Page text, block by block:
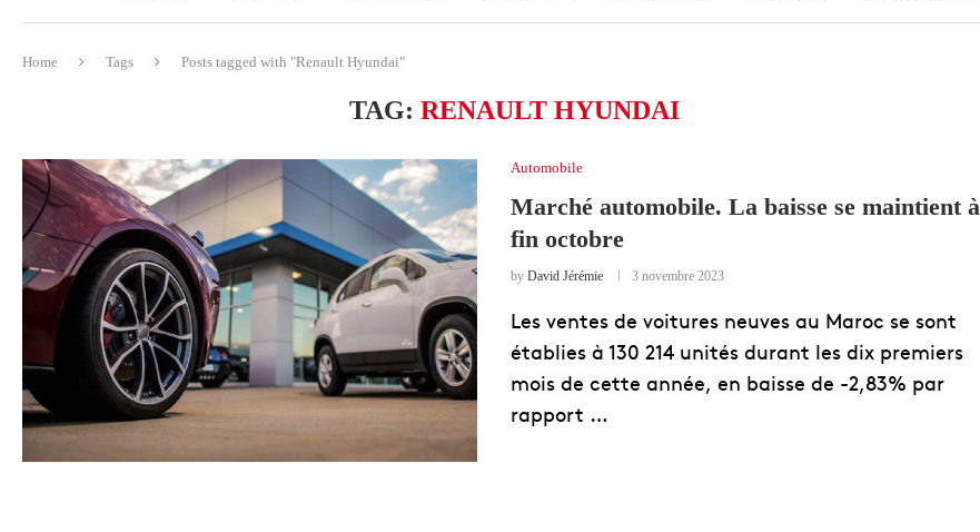
BOURSE
FINANCE
COMMERCE
GREEN BUSINESS
Home Tags Posts tagged with "Renault Hyundai"
TAG: RENAULT HYUNDAI
Automobile
Marché automobile. La baisse se maintient à
fin octobre
by David Jérémie 3 novembre 2023
Les ventes de voitures neuves au Maroc se sont
établies à 130 214 unités durant les dix premiers
mois de cette année, en baisse de -2,83% par
rapport …